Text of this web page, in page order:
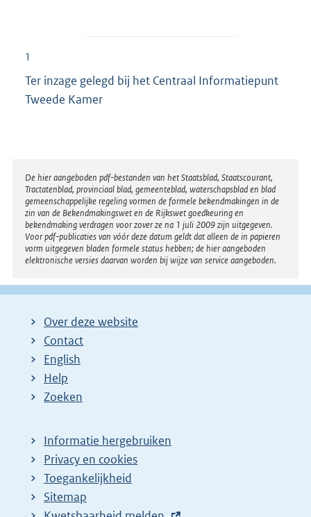
1
Ter inzage gelegd bij het Centraal Informatiepunt
Tweede Kamer
Disclaimer
De hier aangeboden pdf-bestanden van het Staatsblad, Staatscourant,
Tractatenblad, provinciaal blad, gemeenteblad, waterschapsblad en blad
gemeenschappelijke regeling vormen de formele bekendmakingen in de
zin van de Bekendmakingswet en de Rijkswet goedkeuring en
bekendmaking verdragen voor zover ze na 1 juli 2009 zijn uitgegeven.
Voor pdf-publicaties van vóór deze datum geldt dat alleen de in papieren
vorm uitgegeven bladen formele status hebben; de hier aangeboden
elektronische versies daarvan worden bij wijze van service aangeboden.
Over deze website
Contact
English
Help
Zoeken
Informatie hergebruiken
Privacy en cookies
Toegankelijkheid
Sitemap